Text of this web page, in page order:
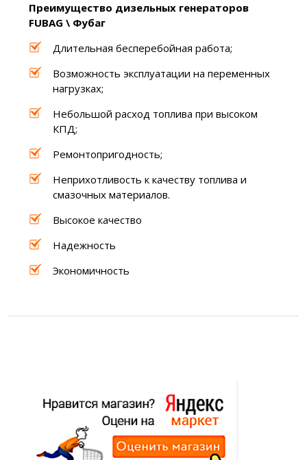
Преимущество дизельных генераторов
FUBAG \ Фубаг
Длительная бесперебойная работа;
Возможность эксплуатации на переменных
нагрузках;
Небольшой расход топлива при высоком
КПД;
Ремонтопригодность;
Неприхотливость к качеству топлива и
смазочных материалов.
Высокое качество
Надежность
Экономичность